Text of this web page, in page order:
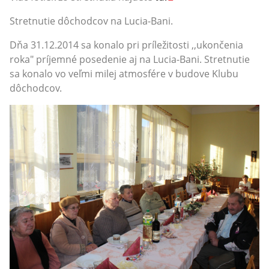
Stretnutie dôchodcov na Lucia-Bani.
Dňa 31.12.2014 sa konalo pri príležitosti ,,ukončenia
roka" príjemné posedenie aj na Lucia-Bani. Stretnutie
sa konalo vo veľmi milej atmosfére v budove Klubu
dôchodcov.